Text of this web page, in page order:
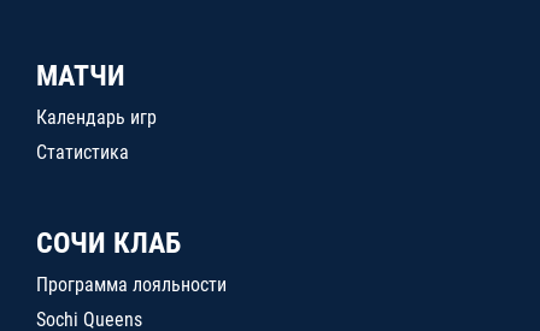
МАТЧИ
Календарь игр
Статистика
СОЧИ КЛАБ
Программа лояльности
Sochi Queens